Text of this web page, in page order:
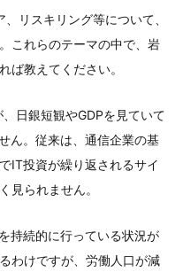
リスキリング等について、
これらのテーマの中で、岩
ば教えてください。
日銀短観やGDPを見ていて
ん。従来は、通信企業の基
IT投資が繰り返されるサイ
見られません。
持続的に行っている状況が
わけですが、労働人口が減